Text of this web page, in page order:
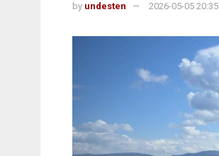
by undesten 2026-05-05 20:35